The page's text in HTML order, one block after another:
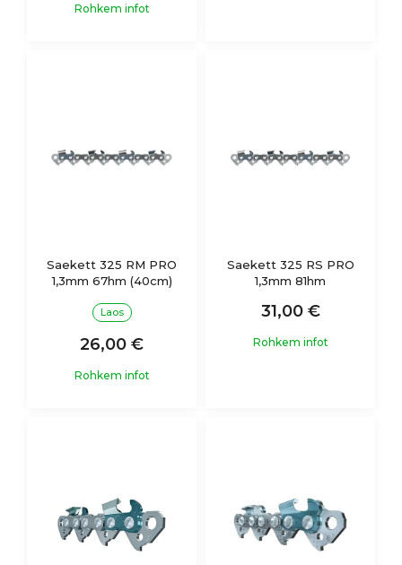
Rohkem infot
Saekett 325 RM PRO
1,3mm 67hm (40cm)
Laos
26,00 €
Rohkem infot
Saekett 325 RS PRO
1,3mm 81hm
31,00 €
Rohkem infot